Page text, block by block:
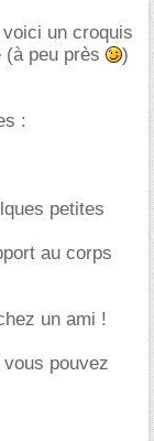
un croquis
(à peu près
)
:
petites
au corps
un ami !
pouvez